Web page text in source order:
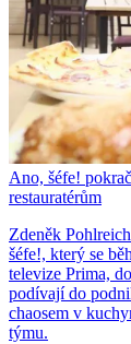
Ano, šéfe!
restauratérům
Zdeněk
šéfe!, který se
televize Prima,
podívají do
chaosem v
týmu.